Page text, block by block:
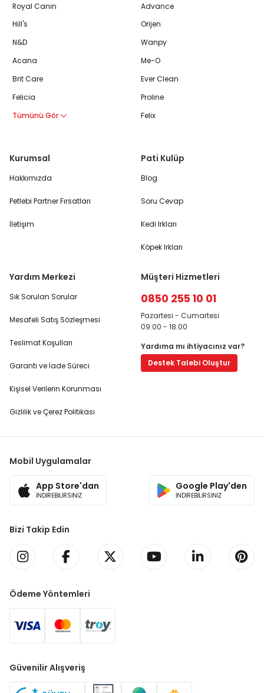
Royal Canin
Hill's
N&D
Acana
Brit Care
Felicia
Tümünü Gör
Advance
Orijen
Wanpy
Me-O
Ever Clean
Proline
Felix
Kurumsal
Hakkımızda
Petlebi Partner Fırsatları
İletişim
Pati Kulüp
Blog
Soru Cevap
Kedi Irkları
Köpek Irkları
Yardım Merkezi
Sık Sorulan Sorular
Mesafeli Satış Sözleşmesi
Teslimat Koşulları
Garanti ve İade Süreci
Kişisel Verilerin Korunması
Gizlilik ve Çerez Politikası
Müşteri Hizmetleri
0850 255 10 01
Pazartesi - Cumartesi
09:00 - 18:00
Yardıma mı ihtiyacınız var?
Destek Talebi Oluştur
Mobil Uygulamalar
App Store'dan
İNDİREBİLİRSİNİZ
Google Play'den
İNDİREBİLİRSİNİZ
Bizi Takip Edin
Ödeme Yöntemleri
Güvenilir Alışveriş